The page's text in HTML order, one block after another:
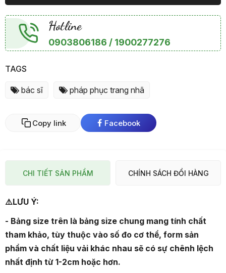
Hotline
0903806186 / 1900277276
TAGS
bác sĩ pháp phục trang nhã
Copy link Facebook
CHI TIẾT SẢN PHẨM CHÍNH SÁCH ĐỔI HÀNG
⚠LƯU Ý:
- Bảng size trên là bảng size chung mang tính chất
tham khảo, tùy thuộc vào số đo cơ thể, form sản
phẩm và chất liệu vải khác nhau sẽ có sự chênh lệch
nhất định từ 1-2cm hoặc hơn.